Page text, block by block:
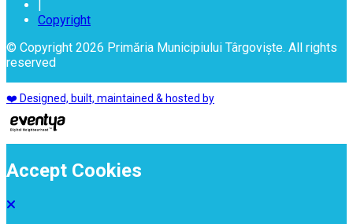
Copyright
© Copyright 2026 Primăria Municipiului Târgoviște. All rights
reserved
❤️ Designed, built, maintained & hosted by
Accept Cookies